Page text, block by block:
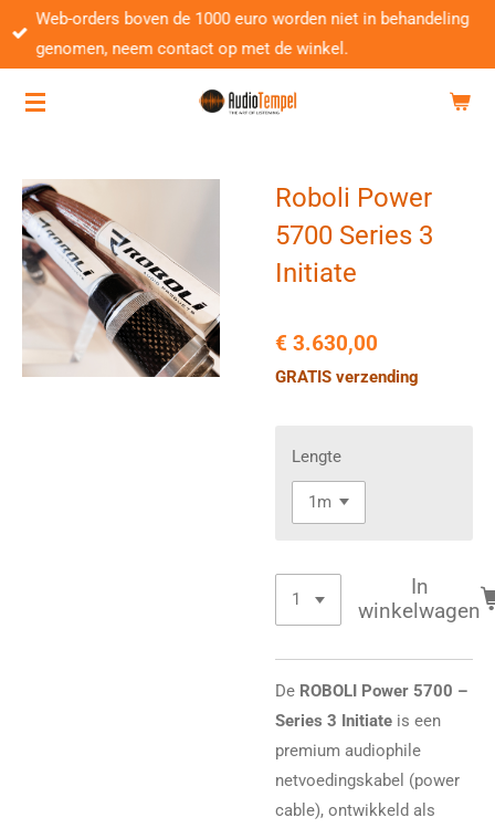
Ga
direct
de
Web-orders boven de 1000 euro worden niet in behandeling
genomen, neem contact op met de winkel.
Roboli Power
5700 Series 3
Initiate
€ 3.630,00
GRATIS verzending
Lengte
In
winkelwagen
De ROBOLI Power 5700 –
Series 3 Initiate is een
premium audiophile
netvoedingskabel (power
cable), ontwikkeld als